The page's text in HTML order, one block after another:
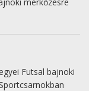
Futsal bajnoki